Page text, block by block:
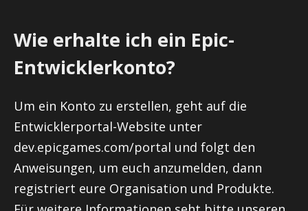
Wie erhalte ich ein Epic-
Entwicklerkonto?
Um ein Konto zu erstellen, geht auf die
Entwicklerportal-Website unter
dev.epicgames.com/portal und folgt den
Anweisungen, um euch anzumelden, dann
registriert eure Organisation und Produkte.